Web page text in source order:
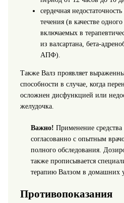
сердечная
течения (в качестве
включаемых в
из валсартана, бета-
АПФ).
Также Валз проявляет
способности в случае, когда
осложнен дисфункцией или
желудочка.
Важно! Применение
согласованно с опытным
полного обследования.
также прописывается
терапию Валзом в домашних
Противопоказания